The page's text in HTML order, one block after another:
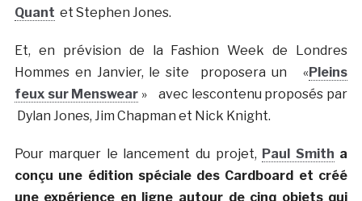
Quant et Stephen Jones.
Et, en prévision de la Fashion Week de Londres
Hommes en Janvier, le site proposera un «Pleins
feux sur Menswear » avec lescontenu proposés par
Dylan Jones, Jim Chapman et Nick Knight.
Pour marquer le lancement du projet, Paul Smith a
conçu une édition spéciale des Cardboard et créé
une expérience en ligne autour de cinq objets qui